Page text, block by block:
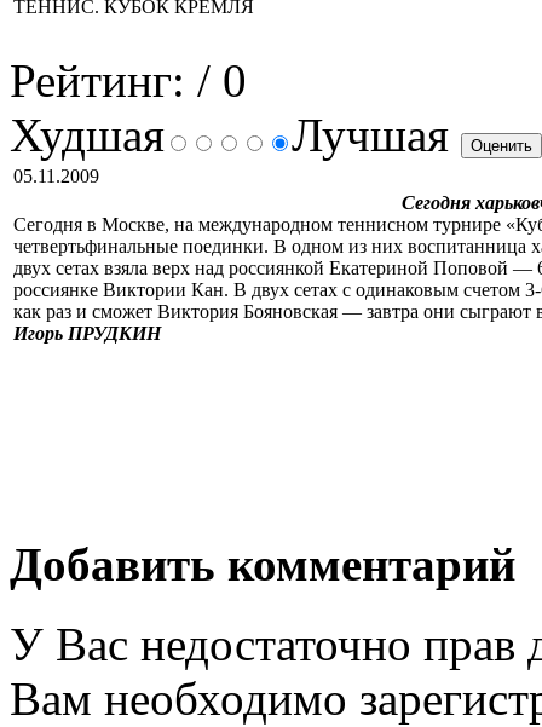
ТЕННИС. КУБОК КРЕМЛЯ
Рейтинг: / 0
Худшая
Лучшая
05.11.2009
Сегодня
Сегодня в Москве, на международном теннисном турнире
четвертьфинальные поединки. В одном из них воспитанница
двух сетах взяла верх над россиянкой Екатериной
россиянке Виктории Кан. В двух сетах с одинаковым счетом
как раз и сможет Виктория Бояновская — завтра они сыграют
Игорь ПРУДКИН
Добавить комментарий
У Вас недостаточно прав
Вам необходимо